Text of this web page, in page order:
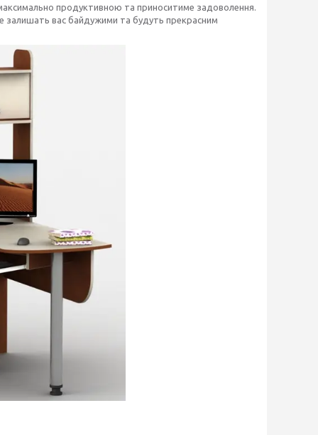
продуктивною та приноситиме задоволення.
залишать вас байдужими та будуть прекрасним